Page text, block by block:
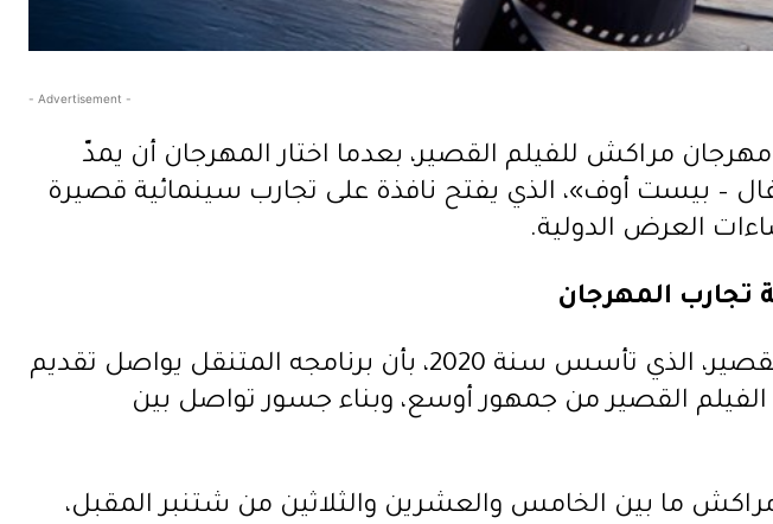
- Advertisement -
مراكش للفيلم القصير، بعدما اختار المهرجان أن يمدّ
– بيست أوف»، الذي يفتح نافذة على تجارب سينمائية قصيرة
العرض الدولية.
المهرجان
وفي بلاغ توصلت مجلة فرح بنسخة منه، أفاد مهرجان مراكش للفيلم القصير، الذي تأسس سنة 2020، بأن برنامجه المتنقل يواصل تقديم
القصير من جمهور أوسع، وبناء جسور تواصل بين
ما بين الخامس والعشرين والثلاثين من شتنبر المقبل،